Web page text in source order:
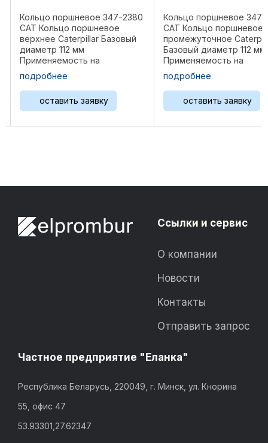
Кольцо поршневое 347-2380
CAT Кольцо поршневое
верхнее Caterpillar Базовый
диаметр 112 мм
Применяемость на
двигателях C9 Вес 0,024 кг
Референции: ...
подробнее
оставить заявку
Кольцо поршневое 347-
CAT Кольцо поршневое
промежуточное
Базовый диаметр 112 мм
Применяемость на
двигателях C9 Вес
подробнее
оставить заявку
Ссылки и сервис
О компании
Новости
Контакты
Отправить запрос
Частное предприятие "Еланка"
Республика Беларусь, 220049, г. Минск, ул. Кнорина
55, офис 47
53.93301,27.62347